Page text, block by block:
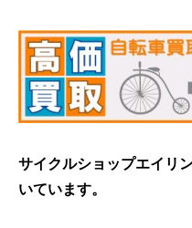
サイクルショップエイリ
いています。